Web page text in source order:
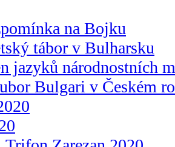
na Bojku
tábor v Bulharsku
jazyků národnostních
Bulgari v Českém